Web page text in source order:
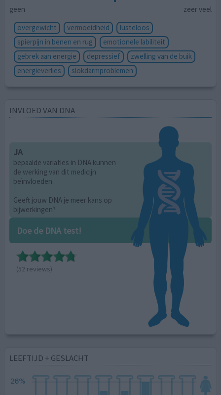
geen
zeer veel
overgewicht
vermoeidheid
lusteloos
spierpijn in benen en rug
emotionele labiliteit
gebrek aan energie
depressief
zwelling van de buik
energieverlies
slokdarmproblemen
INVLOED VAN DNA
JA
bepaalde variaties in DNA kunnen
de werking van dit medicijn
beïnvloeden.
Geeft jouw DNA je meer kans op
bijwerkingen?
Doe de DNA test!
(52 reviews)
LEEFTIJD + GESLACHT